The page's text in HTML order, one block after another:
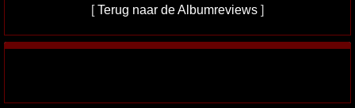
[Terug naar de Albumreviews ]